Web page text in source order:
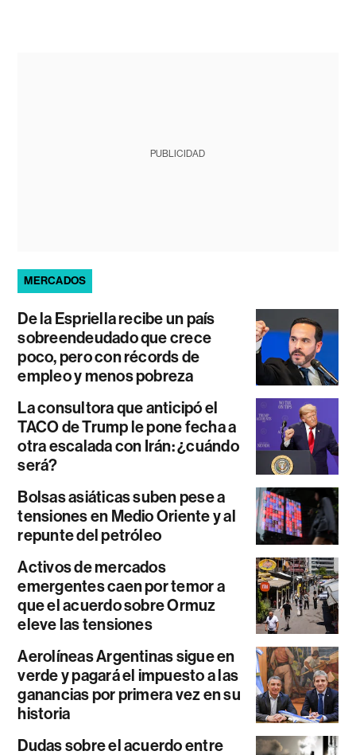
PUBLICIDAD
MERCADOS
De la Espriella recibe un país
sobreendeudado que crece
poco, pero con récords de
empleo y menos pobreza
La consultora que anticipó el
TACO de Trump le pone fecha a
otra escalada con Irán: ¿cuándo
será?
Bolsas asiáticas suben pese a
tensiones en Medio Oriente y al
repunte del petróleo
Activos de mercados
emergentes caen por temor a
que el acuerdo sobre Ormuz
eleve las tensiones
Aerolíneas Argentinas sigue en
verde y pagará el impuesto a las
ganancias por primera vez en su
historia
Dudas sobre el acuerdo entre